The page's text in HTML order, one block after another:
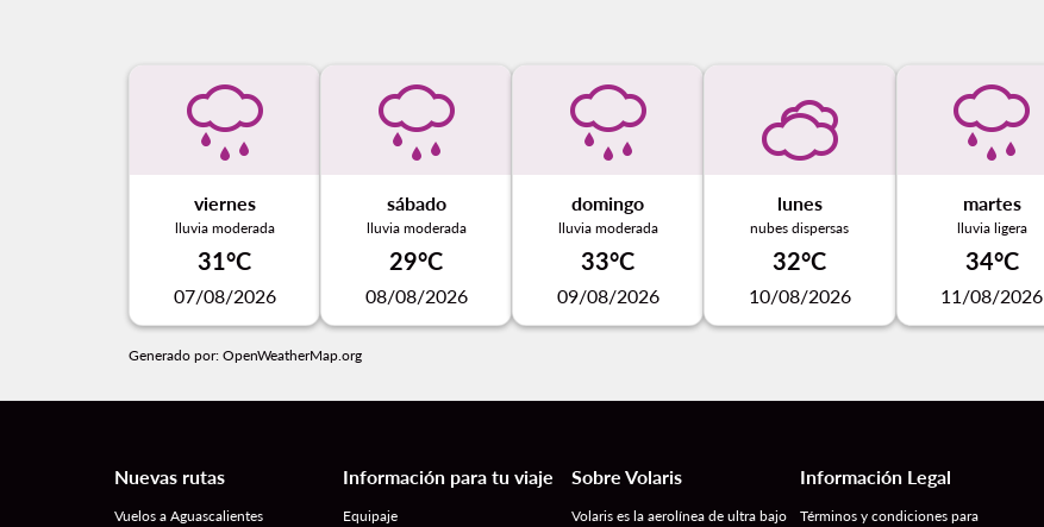
viernes
lluvia moderada
31°C
07/08/2026
sábado
lluvia moderada
29°C
08/08/2026
domingo
lluvia moderada
33°C
09/08/2026
lunes
nubes dispersas
32°C
10/08/2026
martes
lluvia ligera
34°C
11/08/2026
Generado por: OpenWeatherMap.org
Nuevas rutas
Vuelos a Aguascalientes
Información para tu viaje
Equipaje
Sobre Volaris
Volaris es la aerolínea de ultra bajo
Información Legal
Términos y condiciones para